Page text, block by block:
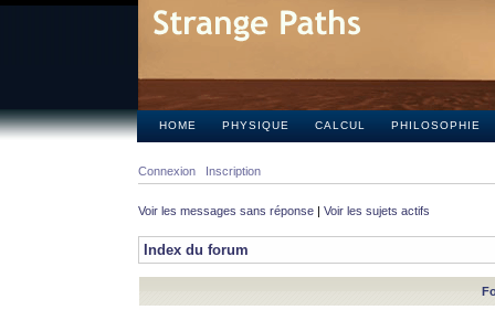
HOME PHYSIQUE CALCUL PHILOSOPHIE
Connexion Inscription
Voir les messages sans réponse | Voir les sujets actifs
Index du forum